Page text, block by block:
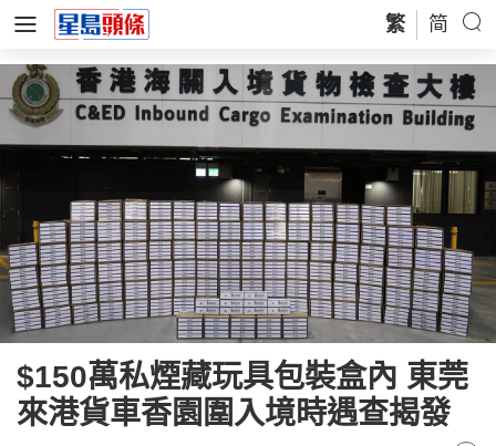
繁 简
$150萬私煙藏玩具包裝盒內 東莞
來港貨車香園圍入境時遇查揭發